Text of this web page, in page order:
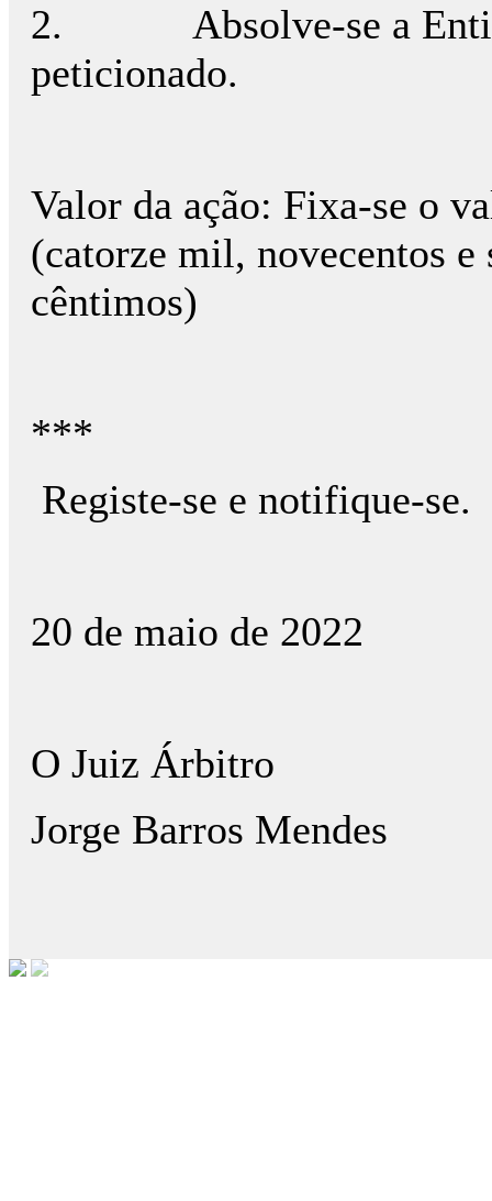
2.
Absolve-se a
peticionado.
Valor da ação: Fixa-se o
(catorze mil, novecentos e
cêntimos)
***
Registe-se e notifique-se.
20 de maio de 2022
O Juiz Árbitro
Jorge Barros Mendes